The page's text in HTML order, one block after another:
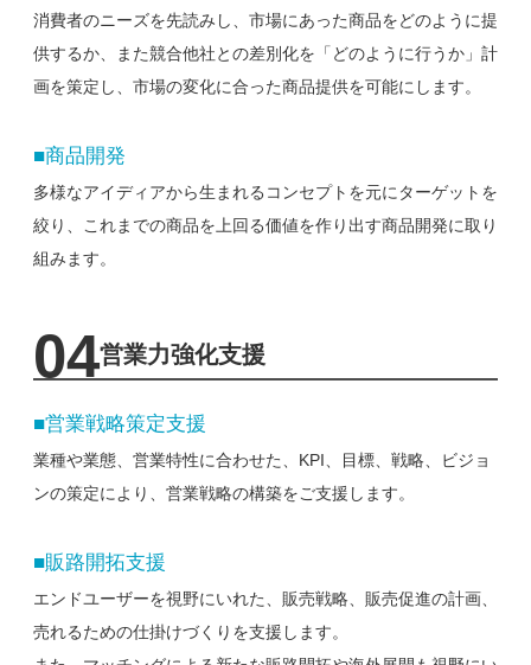
消費者のニーズを先読みし、市場にあった商品をどのように提
供するか、また競合他社との差別化を 「どのように行うか」計
画を策定し、市場の変化に合った商品提供を可能にします。
■商品開発
多様なアイディアから生まれるコンセプトを元にターゲットを
絞り、これまでの商品を上回る価値を作り出す商品開発に取り
組みます。
04営業力強化支援
■営業戦略策定支援
業種や業態、営業特性に合わせた、KPI、目標、戦略、ビジョ
ンの策定により、営業戦略の構築をご支援します。
■販路開拓支援
エンドユーザーを視野にいれた、販売戦略、販売促進の計画、
売れるための仕掛けづくりを支援します。